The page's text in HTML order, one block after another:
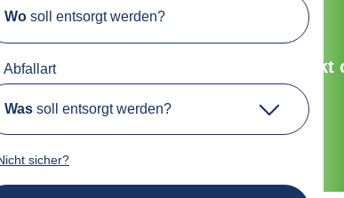
Wo soll entsorgt werden?
Abfallart
Was soll entsorgt werden?
sicher?
Umweltfreundliche Entsorgung
sicher und nachhaltig. Bestelle direkt